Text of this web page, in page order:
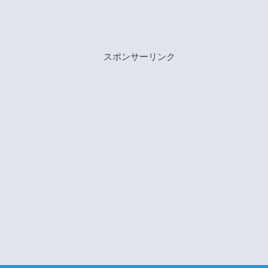
スポンサーリンク